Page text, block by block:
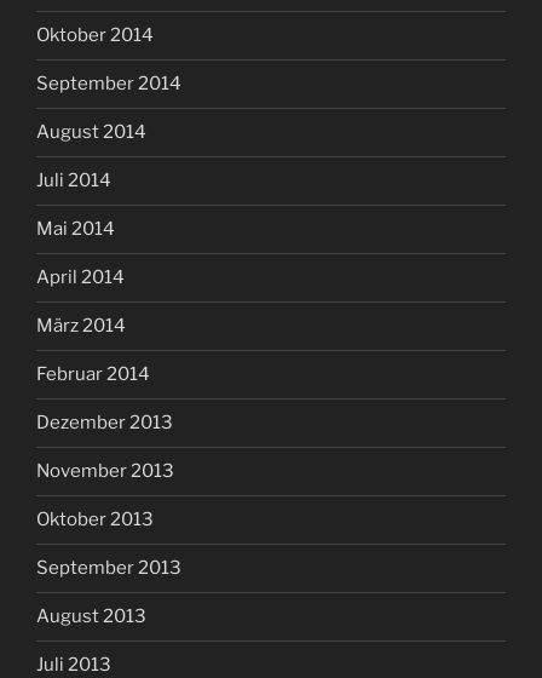
Oktober 2014
September 2014
August 2014
Juli 2014
Mai 2014
April 2014
März 2014
Februar 2014
Dezember 2013
November 2013
Oktober 2013
September 2013
August 2013
Juli 2013